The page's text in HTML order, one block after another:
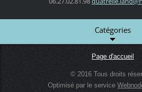
Catégories
Page d'accueil
© 2016 Tous droits
Optimisé par le service